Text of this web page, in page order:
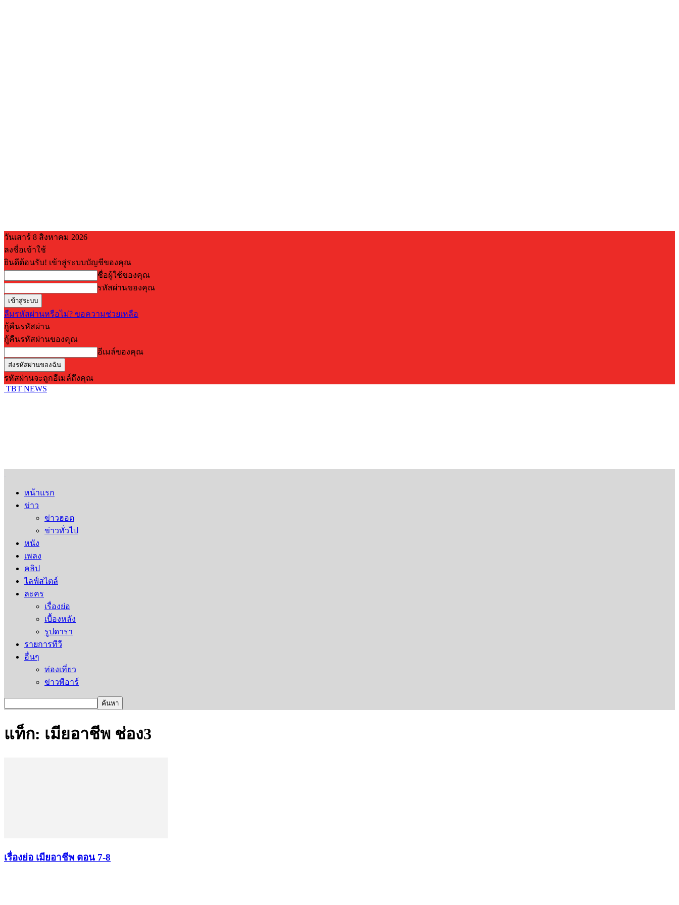
วันเสาร์ 8 สิงหาคม 2026
ลงชื่อเข้าใช้
ยินดีต้อนรับ! เข้าสู่ระบบบัญชีของคุณ
ชื่อผู้ใช้ของคุณ
รหัสผ่านของคุณ
ลืมรหัสผ่านหรือไม่? ขอความช่วยเหลือ
กู้คืนรหัสผ่าน
กู้คืนรหัสผ่านของคุณ
อีเมล์ของคุณ
รหัสผ่านจะถูกอีเมล์ถึงคุณ
TBT NEWS
หน้าแรก
ข่าว
ข่าวฮอต
ข่าวทั่วไป
หนัง
เพลง
คลิป
ไลฟ์สไตล์
ละคร
เรื่องย่อ
เบื้องหลัง
รูปดารา
รายการทีวี
อื่นๆ
ท่องเที่ยว
ข่าวพีอาร์
แท็ก: เมียอาชีพ ช่อง3
เรื่องย่อ เมียอาชี​พ ตอน 7-8